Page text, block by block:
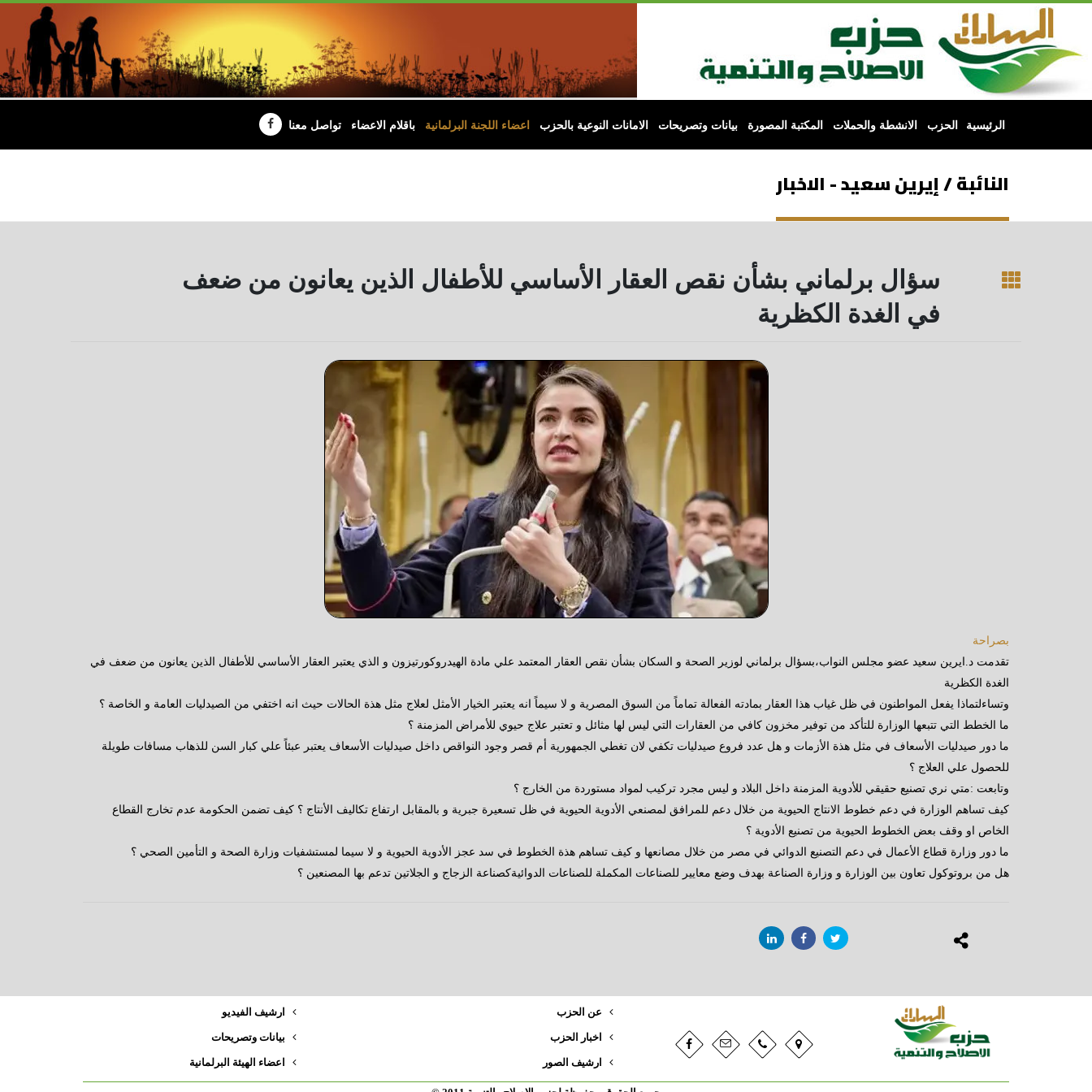
الرئيسية الحزب الانشطة والحملات المكتبة المصورة بيانات وتصريحات الامانات النوعية بالحزب اعضاء اللجنة البرلمانية باقلام الاعضاء تواصل معنا
النائبة / إيرين سعيد - الاخبار
سؤال برلماني بشأن نقص العقار الأساسي للأطفال الذين يعانون من ضعف
في الغدة الكظرية
بصراحة
تقدمت د.ايرين سعيد عضو مجلس النواب،بسؤال برلماني لوزير الصحة و السكان بشأن نقص العقار المعتمد علي مادة الهيدروكورتيزون و الذي يعتبر العقار الأساسي للأطفال الذين يعانون من ضعف في
الغدة الكظرية
وتساءلتماذا يفعل المواطنون في ظل غياب هذا العقار بمادته الفعالة تماماً من السوق المصرية و لا سيماً انه يعتبر الخيار الأمثل لعلاج مثل هذة الحالات حيث انه اختفي من الصيدليات العامة و الخاصة ؟
ما الخطط التي تتبعها الوزارة للتأكد من توفير مخزون كافي من العقارات التي ليس لها مثائل و تعتبر علاج حيوي للأمراض المزمنة ؟
ما دور صيدليات الأسعاف في مثل هذة الأزمات و هل عدد فروع صيدليات تكفي لان تغطي الجمهورية أم قصر وجود النواقص داخل صيدليات الأسعاف يعتبر عبئاً علي كبار السن للذهاب مسافات طويلة
للحصول علي العلاج ؟
وتابعت :متي نري تصنيع حقيقي للأدوية المزمنة داخل البلاد و ليس مجرد تركيب لمواد مستوردة من الخارج ؟
كيف تساهم الوزارة في دعم خطوط الانتاج الحيوية من خلال دعم للمرافق لمصنعي الأدوية الحيوية في ظل تسعيرة جبرية و بالمقابل ارتفاع تكاليف الأنتاج ؟ كيف تضمن الحكومة عدم تخارج القطاع
الخاص او وقف بعض الخطوط الحيوية من تصنيع الأدوية ؟
ما دور وزارة قطاع الأعمال في دعم التصنيع الدوائي في مصر من خلال مصانعها و كيف تساهم هذة الخطوط في سد عجز الأدوية الحيوية و لا سيما لمستشفيات وزارة الصحة و التأمين الصحي ؟
هل من بروتوكول تعاون بين الوزارة و وزارة الصناعة بهدف وضع معايير للصناعات المكملة للصناعات الدوائيةكصناعة الزجاج و الجلاتين تدعم بها المصنعين ؟
عن الحزب
اخبار الحزب
ارشيف الصور
ارشيف الفيديو
بيانات وتصريحات
اعضاء الهيئة البرلمانية